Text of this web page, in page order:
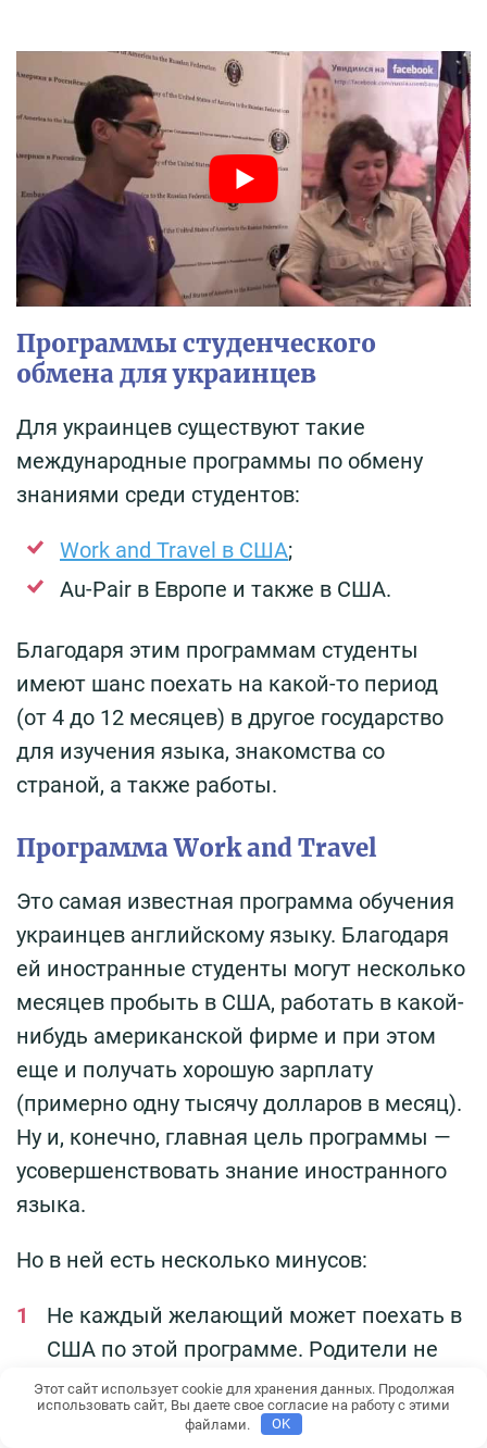
Программы студенческого
обмена для украинцев
Для украинцев существуют такие
международные программы по обмену
знаниями среди студентов:
Work and Travel в США;
Au-Pair в Европе и также в США.
Благодаря этим программам студенты
имеют шанс поехать на какой-то период
(от 4 до 12 месяцев) в другое государство
для изучения языка, знакомства со
страной, а также работы.
Программа Work and Travel
Это самая известная программа обучения
украинцев английскому языку. Благодаря
ей иностранные студенты могут несколько
месяцев пробыть в США, работать в какой-
нибудь американской фирме и при этом
еще и получать хорошую зарплату
(примерно одну тысячу долларов в месяц).
Ну и, конечно, главная цель программы —
усовершенствовать знание иностранного
языка.
Но в ней есть несколько минусов:
Не каждый желающий может поехать в
США по этой программе. Родители не
могут отправить своего ребенка в
Штаты, если он является студентом
Этот сайт использует cookie для хранения данных. Продолжая
использовать сайт, Вы даете свое согласие на работу с этими
файлами.
OK